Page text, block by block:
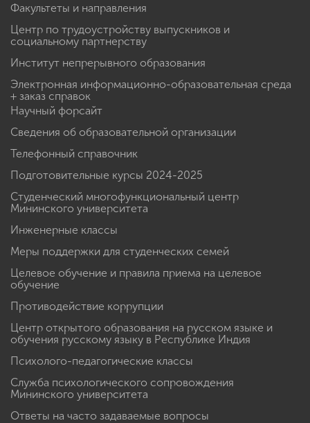
Факультеты и направления
Центр по трудоустройству выпускников и
социальному партнерству
Институт непрерывного образования
Электронная информационно-образовательная среда
+ заказ справок
Научный форсайт
Сведения об образовательной организации
Телефонный справочник
Подготовительные курсы 2024-2025
Студенческий многофункциональный центр
Мининского университета
Инженерные классы
Меры поддержки для студенческих семей
Целевое обучение и правила приема на целевое
обучение
Противодействие коррупции
Центр открытого образования на русском языке и
обучения русскому языку в Республике Индия
Психолого-педагогические классы
Служба психологического сопровождения
Мининского университета
Ответы на часто задаваемые вопросы